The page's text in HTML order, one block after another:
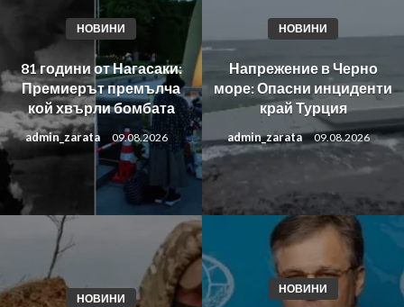
НОВИНИ
81 години от Нагасаки:
Премиерът премълча
кой хвърли бомбата
admin_zarata 09.08.2026
НОВИНИ
Напрежение в Черно
море: Опасни инциденти
край Турция
admin_zarata 09.08.2026
НОВИНИ
НОВИНИ